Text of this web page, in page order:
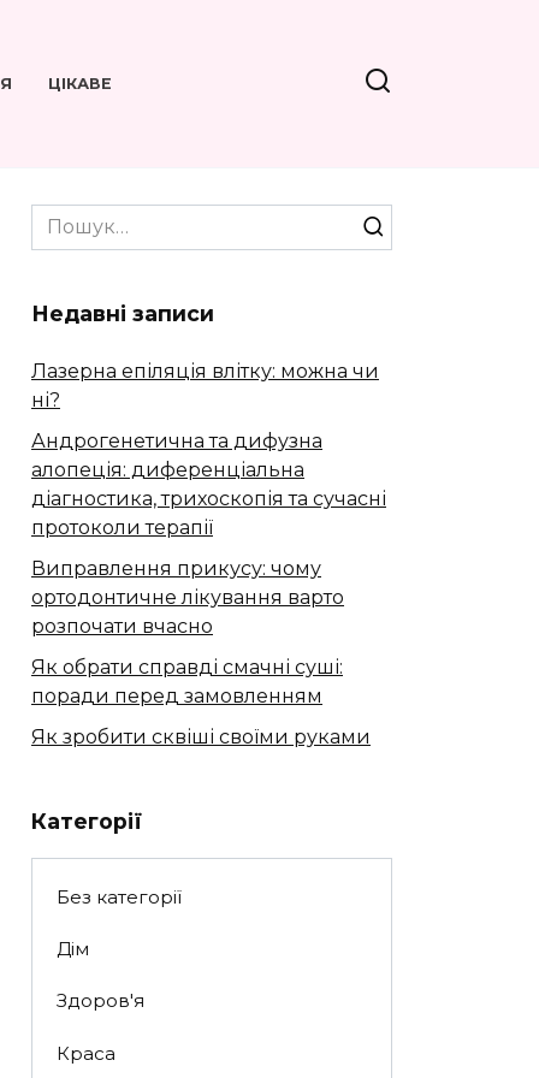
ЦІКАВЕ
Search
for:
Недавні записи
Лазерна епіляція влітку: можна чи
ні?
Андрогенетична та дифузна
алопеція: диференціальна
діагностика, трихоскопія та сучасні
протоколи терапії
Виправлення прикусу: чому
ортодонтичне лікування варто
розпочати вчасно
Як обрати справді смачні суші:
поради перед замовленням
Як зробити сквіші своїми руками
Категорії
Без категорії
Дім
Здоров'я
Краса